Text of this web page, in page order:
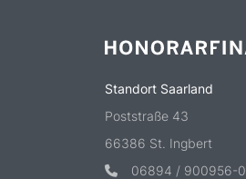
Standort Saarland
Poststraße 43
66386 St. Ingbert
06894 / 900956-0